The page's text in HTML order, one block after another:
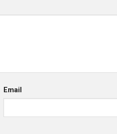
Email